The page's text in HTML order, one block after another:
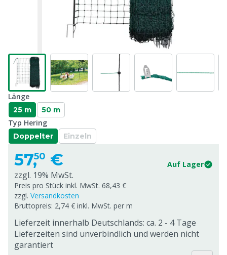
Länge
25 m 50 m
Typ Hering
Doppelter Einzeln
57,50 € Auf Lager
zzgl. 19% MwSt.
Preis pro Stück inkl. MwSt. 68,43 €
zzgl. Versandkosten
Bruttopreis: 2,74 € inkl. MwSt. per m
Lieferzeit innerhalb Deutschlands: ca. 2 - 4 Tage
Lieferzeiten sind unverbindlich und werden nicht
garantiert